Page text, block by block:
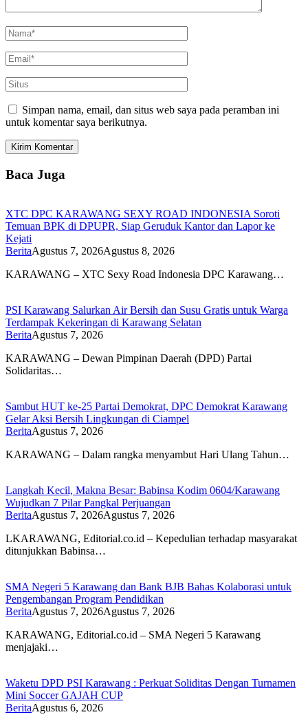
Simpan nama, email, dan situs web saya pada peramban ini
untuk komentar saya berikutnya.
Baca Juga
XTC DPC KARAWANG SEXY ROAD INDONESIA Soroti
Temuan BPK di DPUPR, Siap Geruduk Kantor dan Lapor ke
Kejati
BeritaAgustus 7, 2026Agustus 8, 2026
KARAWANG – XTC Sexy Road Indonesia DPC Karawang…
PSI Karawang Salurkan Air Bersih dan Susu Gratis untuk Warga
Terdampak Kekeringan di Karawang Selatan
BeritaAgustus 7, 2026
KARAWANG – Dewan Pimpinan Daerah (DPD) Partai
Solidaritas…
Sambut HUT ke-25 Partai Demokrat, DPC Demokrat Karawang
Gelar Aksi Bersih Lingkungan di Ciampel
BeritaAgustus 7, 2026
KARAWANG – Dalam rangka menyambut Hari Ulang Tahun…
Langkah Kecil, Makna Besar: Babinsa Kodim 0604/Karawang
Wujudkan 7 Pilar Pangkal Perjuangan
BeritaAgustus 7, 2026Agustus 7, 2026
LKARAWANG, Editorial.co.id – Kepedulian terhadap masyarakat
ditunjukkan Babinsa…
SMA Negeri 5 Karawang dan Bank BJB Bahas Kolaborasi untuk
Pengembangan Program Pendidikan
BeritaAgustus 7, 2026Agustus 7, 2026
KARAWANG, Editorial.co.id – SMA Negeri 5 Karawang
menjajaki…
Waketu DPD PSI Karawang : Perkuat Soliditas Dengan Turnamen
Mini Soccer GAJAH CUP
BeritaAgustus 6, 2026